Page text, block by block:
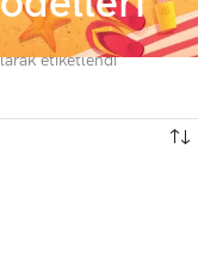
etiketlendi